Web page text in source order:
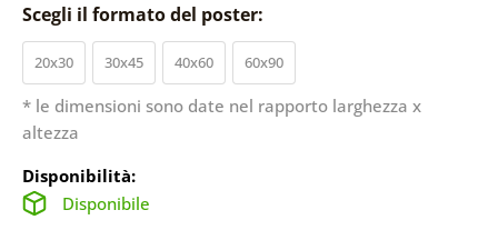
Scegli il formato del poster:
20x30 30x45 40x60 60x90
* le dimensioni sono date nel rapporto larghezza x
altezza
Disponibilità:
Disponibile